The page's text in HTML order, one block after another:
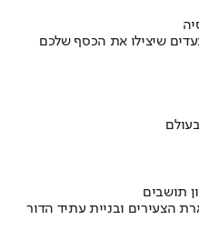
שיצילו את הכסף שלכם
הצעירים ובניית עתיד הדור